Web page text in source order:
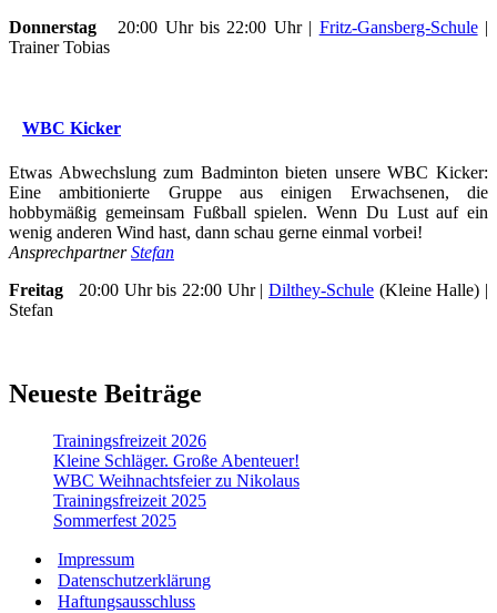
Donnerstag 20:00 Uhr bis 22:00 Uhr | Fritz-Gansberg-Schule|
Trainer Tobias
WBC Kicker
Etwas Abwechslung zum Badminton bieten unsere WBC Kicker:
Eine ambitionierte Gruppe aus einigen Erwachsenen, die
hobbymäßig gemeinsam Fußball spielen. Wenn Du Lust auf ein
wenig anderen Wind hast, dann schau gerne einmal vorbei!
AnsprechpartnerStefan
Freitag 20:00 Uhr bis 22:00 Uhr | Dilthey-Schule (Kleine Halle) |
Stefan
Neueste Beiträge
Trainingsfreizeit 2026
Kleine Schläger. Große Abenteuer!
WBC Weihnachtsfeier zu Nikolaus
Trainingsfreizeit 2025
Sommerfest 2025
Impressum
Datenschutzerklärung
Haftungsausschluss